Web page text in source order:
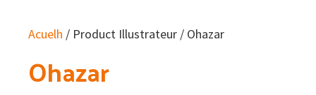
Acuelh / Product Illustrateur / Ohazar
Ohazar